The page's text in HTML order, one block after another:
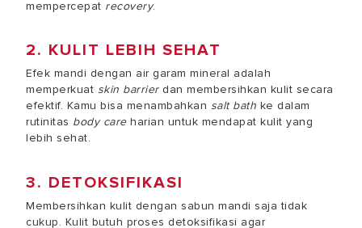
mempercepat recovery.
2. KULIT LEBIH SEHAT
Efek mandi dengan air garam mineral adalah
memperkuat skin barrierdan membersihkan kulit secara
efektif. Kamu bisa menambahkan salt bath ke dalam
rutinitas body careharian untuk mendapat kulit yang
lebih sehat.
3. DETOKSIFIKASI
Membersihkan kulit dengan sabun mandi saja tidak
cukup. Kulit butuh proses detoksifikasi agar